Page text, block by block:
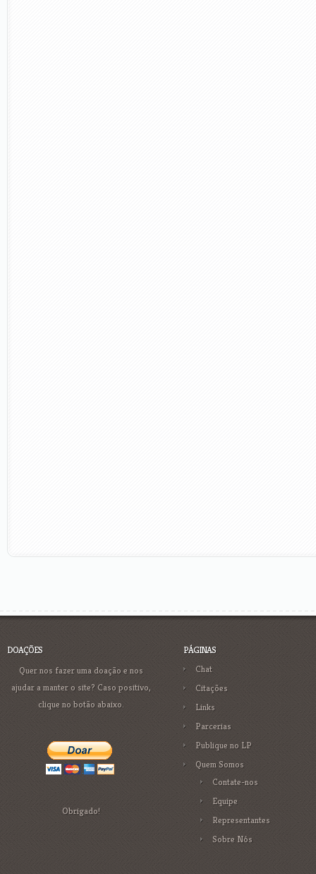
DOAÇÕES
Quer nos fazer uma doação e nos
ajudar a manter o site? Caso positivo,
clique no botão abaixo.
Obrigado!
PÁGINAS
Chat
Citações
Links
Parcerias
Publique no LP
Quem Somos
Contate-nos
Equipe
Representantes
Sobre Nós